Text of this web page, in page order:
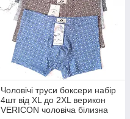
Чоловічі труси боксери набір
4шт від XL до 2XL верикон
VERICON чоловіча білизна